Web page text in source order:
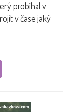
probíhal v
v čase jaký